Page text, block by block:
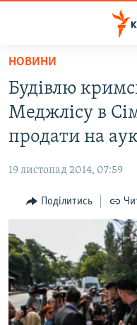
Перейти
основного
матеріалу
до
основної
Перейти
пошуку
ВОДА.КРИМ
ВІДЕО ТА ФОТО
БЛОГИ
ПОГЛЯД
ВСЕ ЗА ДЕНЬ
СПЕЦПРОЕКТИ
ДЕПОРТАЦІЯ
ЯК ОБІЙТИ
НОВИНИ
Будівлю
Меджлісу в
продати на
19 листопад 2014, 07:59
Поділитись